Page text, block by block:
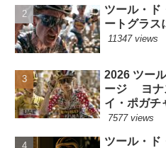
ツール・ド
ートグラス
11347 views
2026 ツー
ージ ヨナ
イ・ポガチ
7577 views
ツール・ド